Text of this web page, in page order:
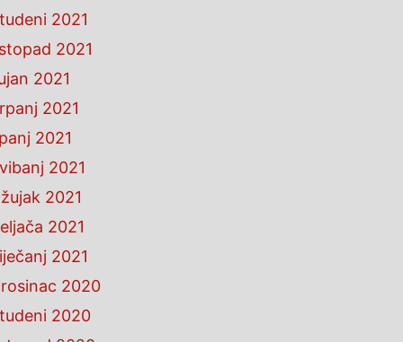
2021
2021
2021
2021
2021
2021
2021
2021
2021
2020
2020